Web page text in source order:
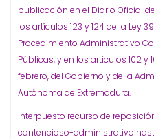
publicación en el Diario Oficial
los artículos 123 y 124 de la Ley
Procedimiento Administrativo
Públicas, y en los artículos 102 y
febrero, del Gobierno y de la
Autónoma de Extremadura.
Interpuesto recurso de
contencioso-administrativo